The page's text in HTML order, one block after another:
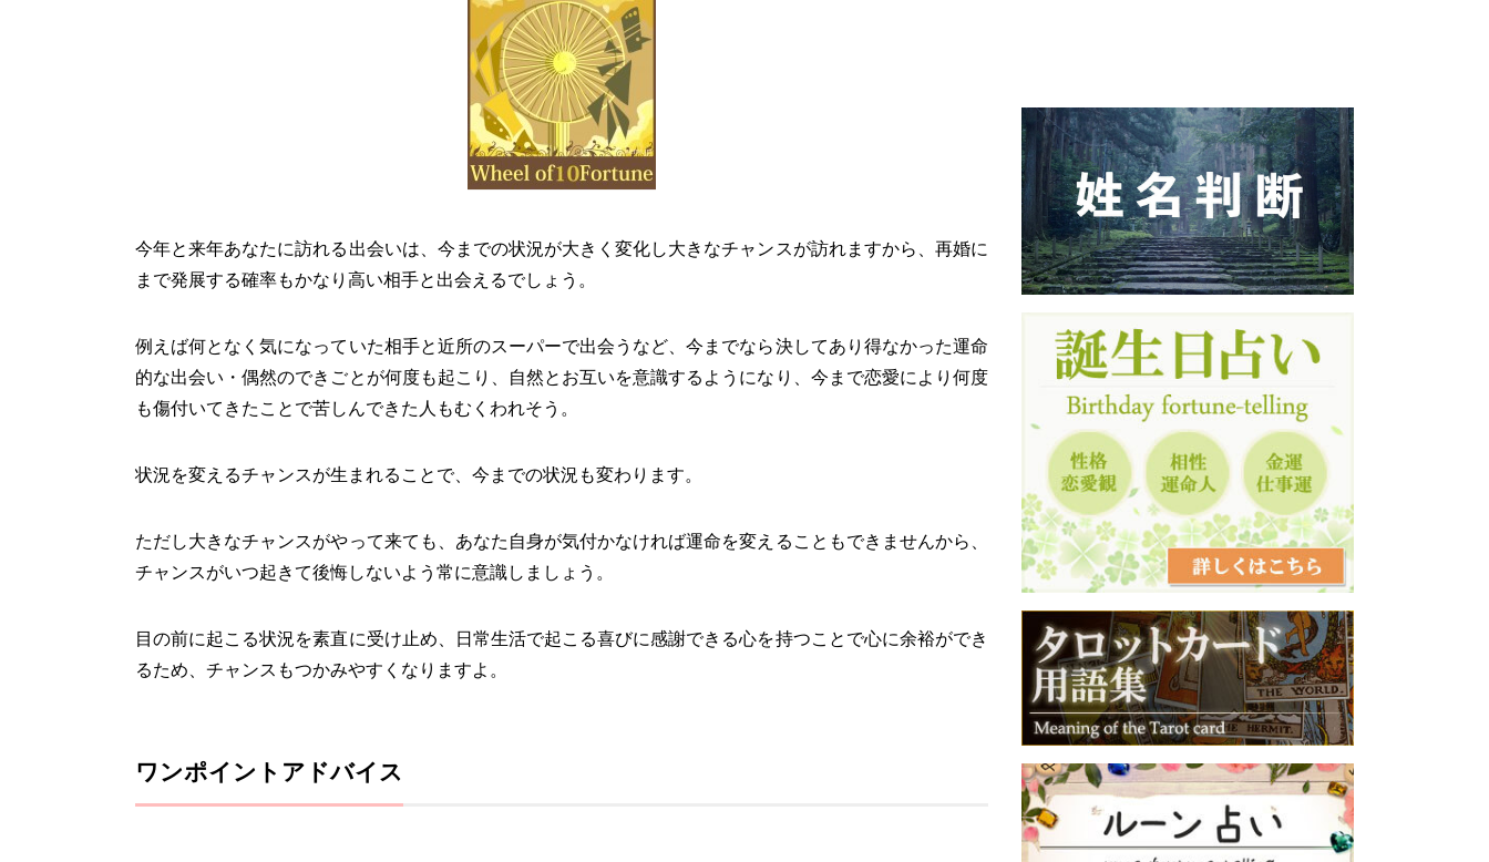
今年と来年あなたに訪れる出会いは、今までの状況が大きく変化し大きなチャンスが訪れますから、再婚に
まで発展する確率もかなり高い相手と出会えるでしょう。
例えば何となく気になっていた相手と近所のスーパーで出会うなど、今までなら決してあり得なかった運命
的な出会い・偶然のできごとが何度も起こり、自然とお互いを意識するようになり、今まで恋愛により何度
も傷付いてきたことで苦しんできた人もむくわれそう。
状況を変えるチャンスが生まれることで、今までの状況も変わります。
ただし大きなチャンスがやって来ても、あなた自身が気付かなければ運命を変えることもできませんから、
チャンスがいつ起きて後悔しないよう常に意識しましょう。
目の前に起こる状況を素直に受け止め、日常生活で起こる喜びに感謝できる心を持つことで心に余裕ができ
るため、チャンスもつかみやすくなりますよ。
ワンポイントアドバイス